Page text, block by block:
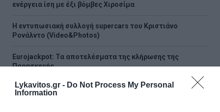
Lykavitos.gr - Do Not Process My Personal
Information
ενέργεια ίση με έξι βόμβες Χιροσίμα
H εντυπωσιακή συλλογή supercars του Κριστιάνο
Ρονάλντο (Video&Photos)
Eurojackpot: Τα αποτελέσματα της κλήρωσης της
Παρασκευής
Νέο σχέδιο Πούτιν «βλέπουν» οι ΗΠΑ - Το σενάριο που
τρομάζει το ΝΑΤΟ